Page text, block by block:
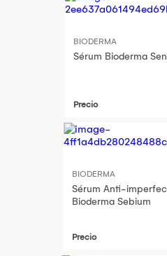
BIODERMA
Sérum Bioderma
Precio
BIODERMA
Sérum Anti-
Bioderma Sebium
Precio